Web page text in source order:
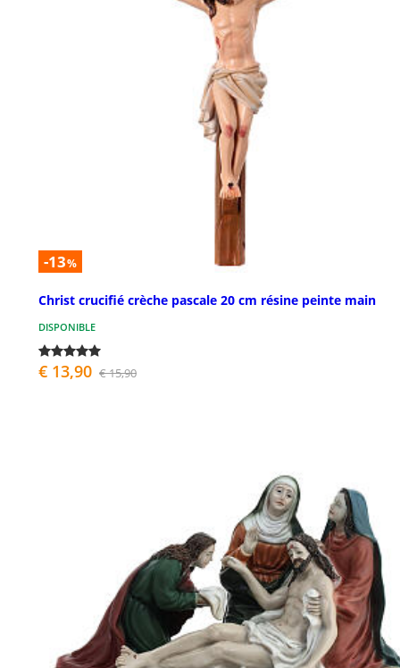
-13%
Christ crucifié crèche pascale 20 cm résine peinte main
DISPONIBLE
€ 13,90 € 15,90